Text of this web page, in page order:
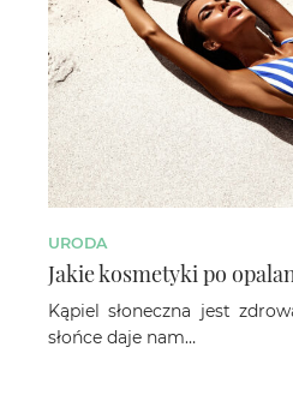
URODA
Jakie kosmetyki po
Kąpiel słoneczna jest
słońce daje nam…